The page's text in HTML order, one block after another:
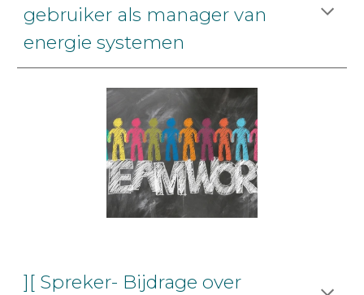
gebruiker als manager van
energie systemen
][ Spreker- Bijdrage over